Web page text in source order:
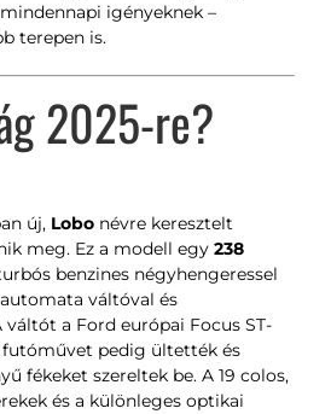
igényeknek –
terepen is.
2025-re?
új, Lobonévre keresztelt
meg. Ez a modell egy 238
benzines négyhengeressel
váltóval és
váltót a Ford európai Focus ST-
futóművet pedig ültették és
fékeket szereltek be. A 19 colos,
és a különleges optikai